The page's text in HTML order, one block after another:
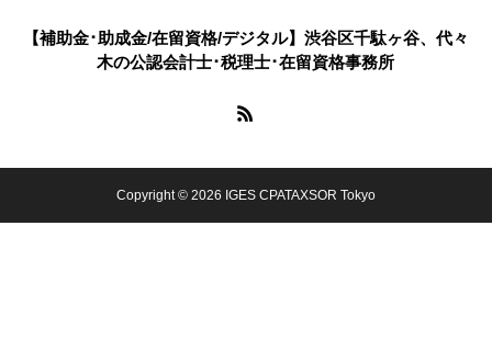
【補助金･助成金/在留資格/デジタル】渋谷区千駄ヶ谷、代々
木の公認会計士･税理士･在留資格事務所
Copyright © 2026 IGES CPATAXSOR Tokyo